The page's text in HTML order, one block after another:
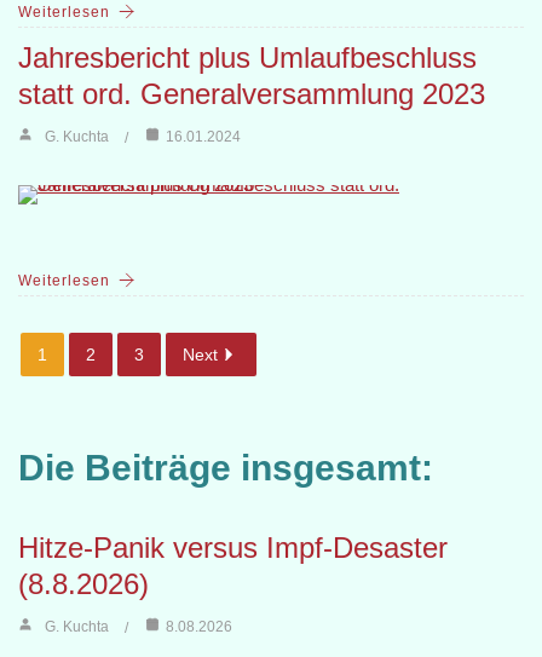
Weiterlesen
Jahresbericht plus Umlaufbeschluss
statt ord. Generalversammlung 2023
G. Kuchta 16.01.2024
Weiterlesen
1 2 3 Next
Die Beiträge insgesamt:
Hitze-Panik versus Impf-Desaster
(8.8.2026)
G. Kuchta 8.08.2026